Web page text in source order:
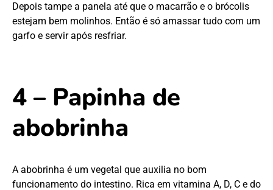
Depois tampe a panela até que o macarrão e o brócolis
estejam bem molinhos. Então é só amassar tudo com um
garfo e servir após resfriar.
4 – Papinha de
abobrinha
A abobrinha é um vegetal que auxilia no bom
funcionamento do intestino. Rica em vitamina A, D, C e do